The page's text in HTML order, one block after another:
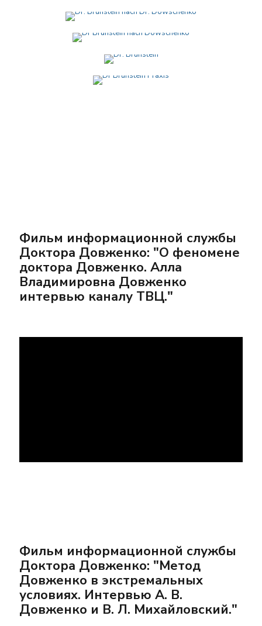
Фильм информационной службы
Доктора Довженко: "О феномене
доктора Довженко. Алла
Владимировна Довженко
интервью каналу ТВЦ."
Фильм информационной службы
Доктора Довженко: "Метод
Довженко в экстремальных
условиях. Интервью А. В.
Довженко и В. Л. Михайловский."